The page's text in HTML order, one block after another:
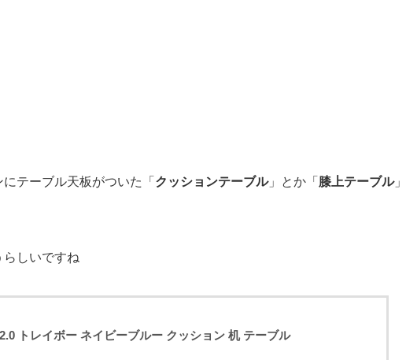
テーブル天板がついた「 クッションテーブル」とか「 膝上テーブル」
らしいですね
トレイボー ネイビーブルー クッション 机 テーブル